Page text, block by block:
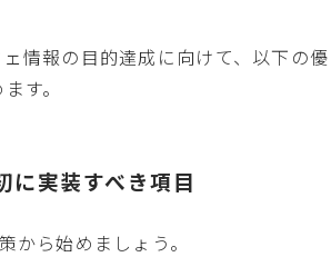
情報の目的達成に向けて、以下の優
す。
に実装すべき項目
から始めましょう。